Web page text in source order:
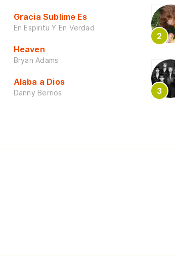
Gracia Sublime Es
En Espiritu Y En Verdad
Heaven
Bryan Adams
Alaba a Dios
Danny Berrios